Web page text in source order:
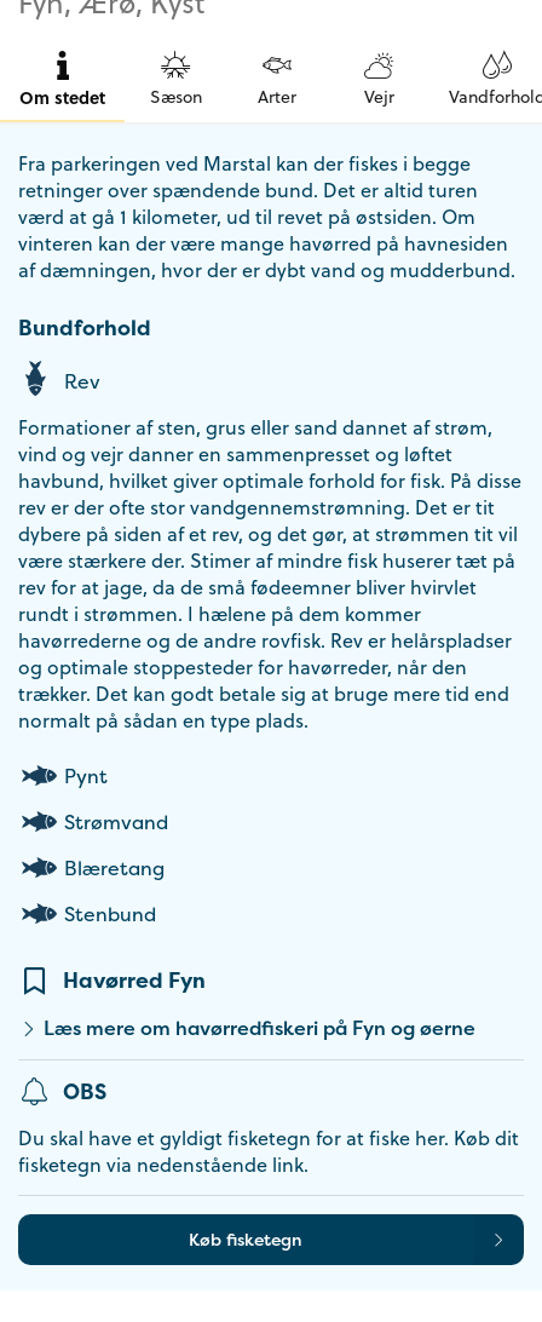
Om stedet Sæson Arter Vejr
Fra parkeringen ved Marstal kan der fiskes i begge
retninger over spændende bund. Det er altid turen
værd at gå 1 kilometer, ud til revet på østsiden. Om
vinteren kan der være mange havørred på havnesiden
af dæmningen, hvor der er dybt vand og mudderbund.
Bundforhold
Rev
Formationer af sten, grus eller sand dannet af strøm,
vind og vejr danner en sammenpresset og løftet
havbund, hvilket giver optimale forhold for fisk. På disse
rev er der ofte stor vandgennemstrømning. Det er tit
dybere på siden af et rev, og det gør, at strømmen tit vil
være stærkere der. Stimer af mindre fisk huserer tæt på
rev for at jage, da de små fødeemner bliver hvirvlet
rundt i strømmen. I hælene på dem kommer
havørrederne og de andre rovfisk. Rev er helårspladser
og optimale stoppesteder for havørreder, når den
trækker. Det kan godt betale sig at bruge mere tid end
normalt på sådan en type plads.
Pynt
Strømvand
Blæretang
Stenbund
Havørred Fyn
Læs mere om havørredfiskeri på Fyn og øerne
OBS
Du skal have et gyldigt fisketegn for at fiske her. Køb dit
fisketegn via nedenstående link.
Køb fisketegn